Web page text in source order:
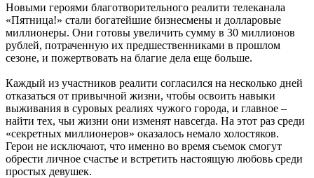
Новыми героями благотворительного реалити телеканала
«Пятница!» стали богатейшие бизнесмены и долларовые
миллионеры. Они готовы увеличить сумму в 30 миллионов
рублей, потраченную их предшественниками в прошлом
сезоне, и пожертвовать на благие дела еще больше.
Каждый из участников реалити согласился на несколько дней
отказаться от привычной жизни, чтобы освоить навыки
выживания в суровых реалиях чужого города, и главное –
найти тех, чьи жизни они изменят навсегда. На этот раз среди
«секретных миллионеров» оказалось немало холостяков.
Герои не исключают, что именно во время съемок смогут
обрести личное счастье и встретить настоящую любовь среди
простых девушек.